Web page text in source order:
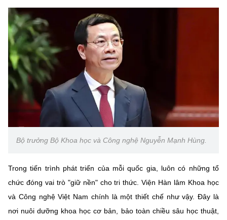
Tin tổng hợp
Tin địa phương
Sở hữu trí tuệ
Tiêu chuẩn, đo lường, chất lượng
Năng lượng nguyên tử
Infographic
Ảnh
Voice
Nhiệm vụ trọng tâm
Chọn ngôn ngữ
Vietnamese English
BỘ KHOA HỌC VÀ CÔNG NGHỆ
MINISTRY OF SCIENCE AND TECHNOLOGY
Điều khoản sử dụng
Bộ trưởng Bộ Khoa học và Công nghệ Nguyễn Mạnh Hùng.
Trong tiến trình phát triển của mỗi quốc gia, luôn có những tổ
chức đóng vai trò "giữ nền" cho tri thức. Viện Hàn lâm Khoa học
và Công nghệ Việt Nam chính là một thiết chế như vậy. Đây là
nơi nuôi dưỡng khoa học cơ bản, bảo toàn chiều sâu học thuật,